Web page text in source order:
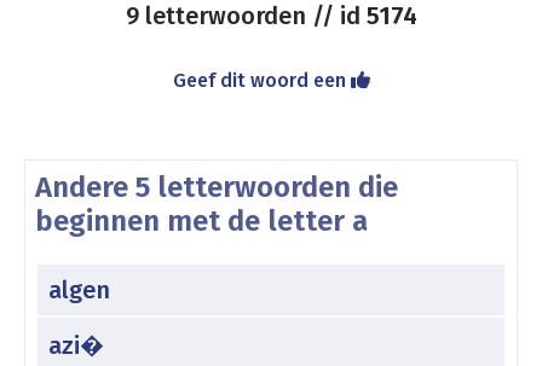
9 letterwoorden // id 5174
Geef dit woord een
Andere 5 letterwoorden die
beginnen met de letter a
algen
azi�